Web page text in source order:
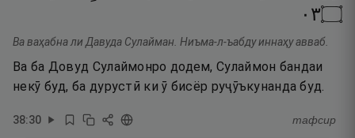
۝٣٠
Ва ваҳабна ли Давуда Сулайман. Ниъма-л-ъабду иннаҳу авваб.
Ва ба Довуд Сулаймонро додем, Сулаймон бандаи
некӯ буд, ба дурустӣ ки ӯ бисёр руҷӯъкунанда буд.
38:30 тафсир